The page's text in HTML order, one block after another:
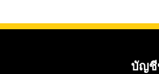
บัญชี